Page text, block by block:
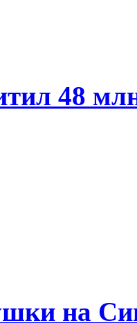
48
на